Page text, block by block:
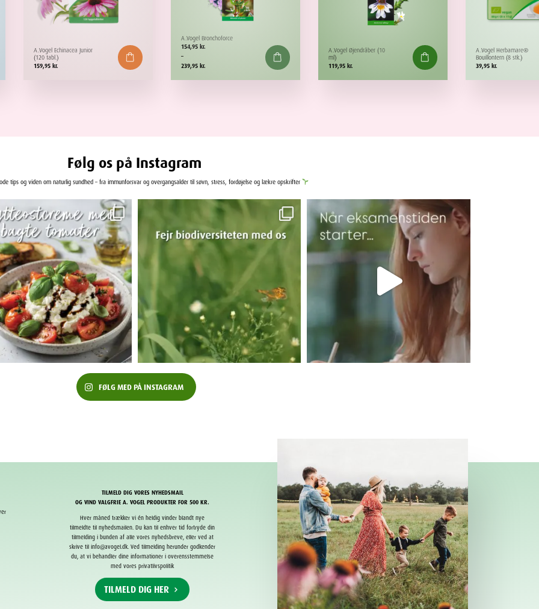
A.Vogel Echinacea Junior
(120 tabl.)
159,95 kr.
A.Vogel Bronchoforce
154,95 kr.
–
239,95 kr.
Prisinterval:
154,95 kr.
til
A.Vogel Øjendråber (10
ml)
119,95 kr.
A.Vogel Herbamare®
Bouillontern (8 stk.)
39,95 kr.
Følg os på Instagram
tips og viden om naturlig sundhed – fra immunforsvar og overgangsalder til søvn, stress, fordøjelse og lækre opskrifter
FØLG MED PÅ INSTAGRAM
TILMELD DIG VORES NYHEDSMAIL
OG VIND VALGFRIE A. VOGEL PRODUKTER FOR 500 KR.
Hver måned trækker vi én heldig vinder blandt nye
tilmeldte til nyhedsmailen. Du kan til enhver tid fortryde din
tilmelding i bunden af alle vores nyhedsbreve, eller ved at
skrive til info@avogel.dk. Ved tilmelding herunder godkender
du, at vi behandler dine informationer i overensstemmelse
med vores privatlivspolitik
TILMELD DIG HER